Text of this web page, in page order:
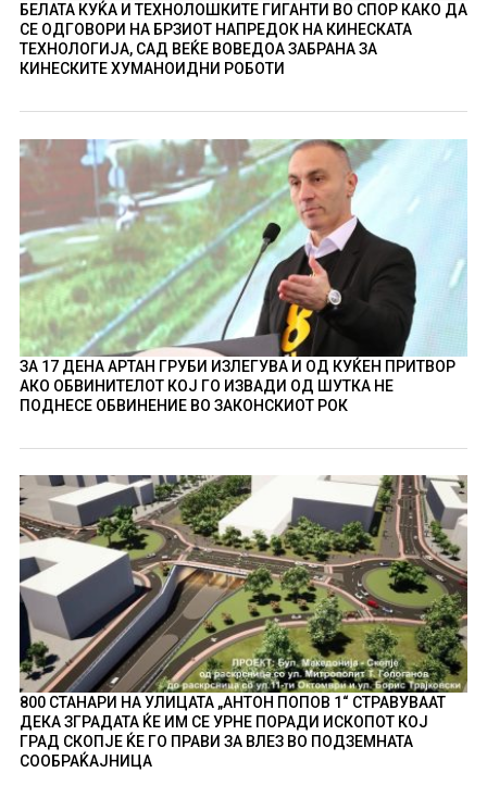
БЕЛАТА КУЌА И ТЕХНОЛОШКИТЕ ГИГАНТИ ВО СПОР КАКО ДА
СЕ ОДГОВОРИ НА БРЗИОТ НАПРЕДОК НА КИНЕСКАТА
ТЕХНОЛОГИЈА, САД ВЕЌЕ ВОВЕДОА ЗАБРАНА ЗА
КИНЕСКИТЕ ХУМАНОИДНИ РОБОТИ
ЗА 17 ДЕНА АРТАН ГРУБИ ИЗЛЕГУВА И ОД КУЌЕН ПРИТВОР
АКО ОБВИНИТЕЛОТ КОЈ ГО ИЗВАДИ ОД ШУТКА НЕ
ПОДНЕСЕ ОБВИНЕНИЕ ВО ЗАКОНСКИОТ РОК
800 СТАНАРИ НА УЛИЦАТА „АНТОН ПОПОВ 1“ СТРАВУВААТ
ДЕКА ЗГРАДАТА ЌЕ ИМ СЕ УРНЕ ПОРАДИ ИСКОПОТ КОЈ
ГРАД СКОПЈЕ ЌЕ ГО ПРАВИ ЗА ВЛЕЗ ВО ПОДЗЕМНАТА
СООБРАЌАЈНИЦА